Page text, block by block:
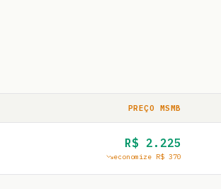
PREÇO MSMB
R$ 2.225
economize R$ 370